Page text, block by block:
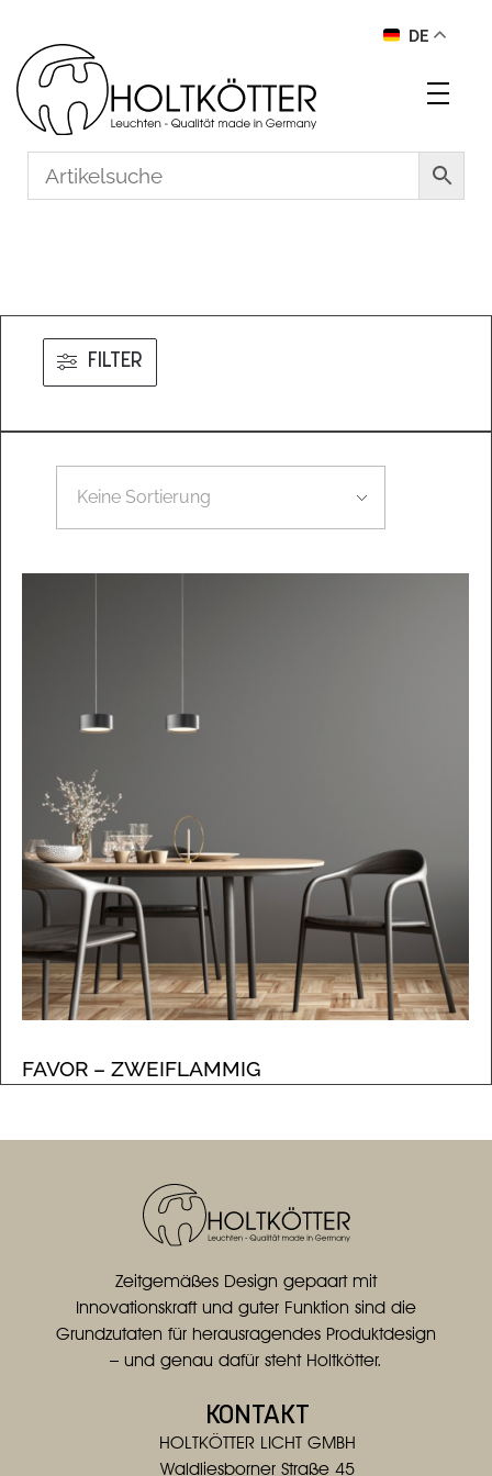
DE
FILTER
FAVOR – ZWEIFLAMMIG
Zeitgemäßes Design gepaart mit
Innovationskraft und guter Funktion sind die
Grundzutaten für herausragendes Produktdesign
– und genau dafür steht Holtkötter.
KONTAKT
HOLTKÖTTER LICHT GMBH
Waldliesborner Straße 45